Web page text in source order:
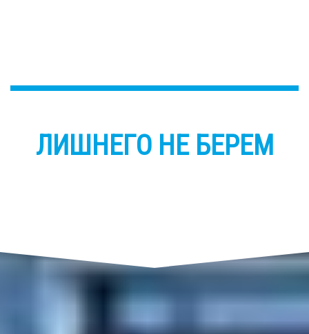
ЛИШНЕГО НЕ БЕРЕМ